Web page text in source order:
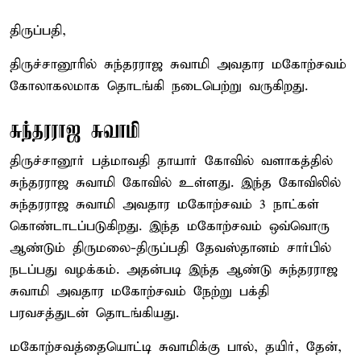
திருப்பதி,
திருச்சானூரில் சுந்தரராஜ சுவாமி அவதார மகோற்சவம்
கோலாகலமாக தொடங்கி நடைபெற்று வருகிறது.
சுந்தரராஜ சுவாமி
திருச்சானூர் பத்மாவதி தாயார் கோவில் வளாகத்தில்
சுந்தரராஜ சுவாமி கோவில் உள்ளது. இந்த கோவிலில்
சுந்தரராஜ சுவாமி அவதார மகோற்சவம் 3 நாட்கள்
கொண்டாடப்படுகிறது. இந்த மகோற்சவம் ஒவ்வொரு
ஆண்டும் திருமலை-திருப்பதி தேவஸ்தானம் சார்பில்
நடப்பது வழக்கம். அதன்படி இந்த ஆண்டு சுந்தரராஜ
சுவாமி அவதார மகோற்சவம் நேற்று பக்தி
பரவசத்துடன் தொடங்கியது.
மகோற்சவத்தையொட்டி சுவாமிக்கு பால், தயிர், தேன்,